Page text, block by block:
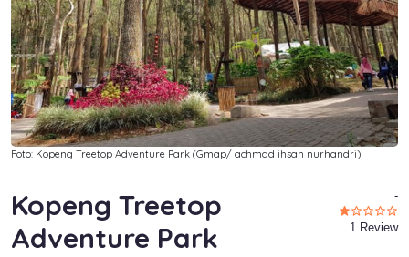
Foto: Kopeng Treetop Adventure Park (Gmap/ achmad ihsan nurhandri)
Kopeng Treetop
Adventure Park
-
1 Review